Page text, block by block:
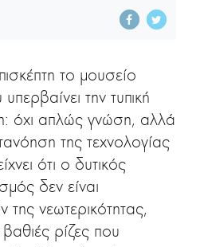
το μουσείο
την τυπική
όχι απλώς γνώση, αλλά
της τεχνολογίας
ότι ο δυτικός
δεν είναι
της νεωτερικότητας,
ρίζες που